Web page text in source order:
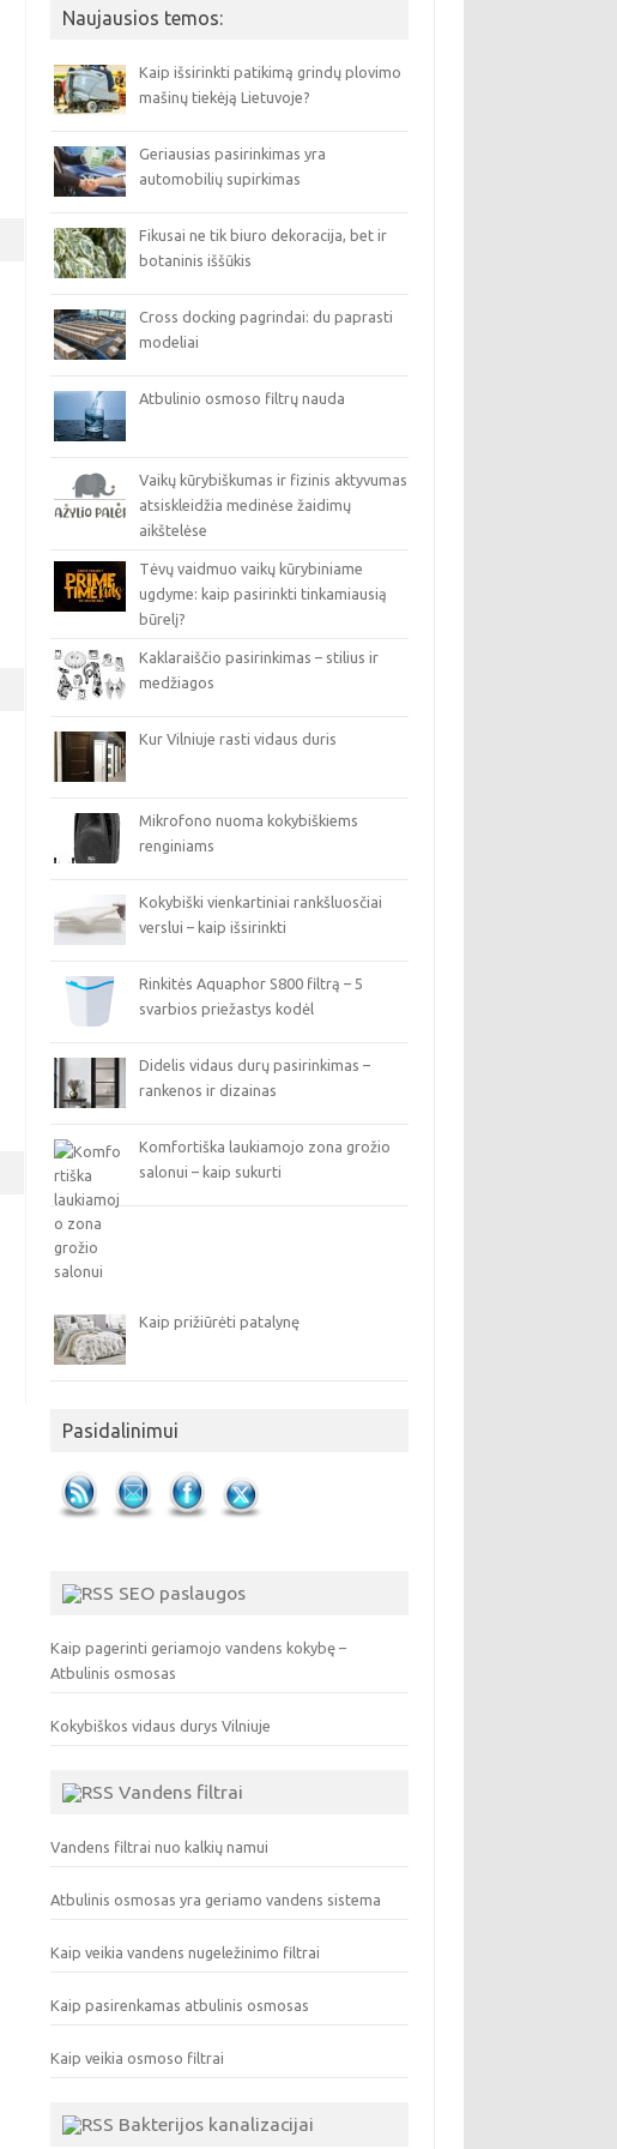
Naujausios temos:
Kaip išsirinkti patikimą grindų plovimo
mašinų tiekėją Lietuvoje?
Geriausias pasirinkimas yra
automobilių supirkimas
Fikusai ne tik biuro dekoracija, bet ir
botaninis iššūkis
Cross docking pagrindai: du paprasti
modeliai
Atbulinio osmoso filtrų nauda
Vaikų kūrybiškumas ir fizinis aktyvumas
atsiskleidžia medinėse žaidimų
aikštelėse
Tėvų vaidmuo vaikų kūrybiniame
ugdyme: kaip pasirinkti tinkamiausią
būrelį?
Kaklaraiščio pasirinkimas – stilius ir
medžiagos
Kur Vilniuje rasti vidaus duris
Mikrofono nuoma kokybiškiems
renginiams
Kokybiški vienkartiniai rankšluosčiai
verslui – kaip išsirinkti
Rinkitės Aquaphor S800 filtrą – 5
svarbios priežastys kodėl
Didelis vidaus durų pasirinkimas –
rankenos ir dizainas
Komfortiška laukiamojo zona grožio
salonui – kaip sukurti
Kaip prižiūrėti patalynę
Pasidalinimui
SEO paslaugos
Kaip pagerinti geriamojo vandens kokybę –
Atbulinis osmosas
Kokybiškos vidaus durys Vilniuje
Vandens filtrai
Vandens filtrai nuo kalkių namui
Atbulinis osmosas yra geriamo vandens sistema
Kaip veikia vandens nugeležinimo filtrai
Kaip pasirenkamas atbulinis osmosas
Kaip veikia osmoso filtrai
Bakterijos kanalizacijai